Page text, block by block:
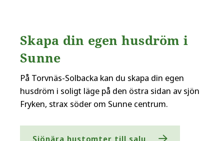
Skapa din egen husdröm i
Sunne
På Torvnäs-Solbacka kan du skapa din egen
husdröm i soligt läge på den östra sidan av sjön
Fryken, strax söder om Sunne centrum.
Sjönära hustomter till salu